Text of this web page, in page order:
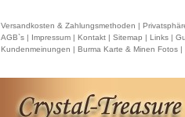
Versandkosten & Zahlungsmethoden |
AGB`s | Impressum | Kontakt | Sitemap | Links |
Kundenmeinungen | Burma Karte & Minen Fotos |